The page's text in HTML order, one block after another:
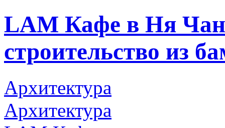
LAM Кафе в Ня
строительство из
Архитектура
Архитектура